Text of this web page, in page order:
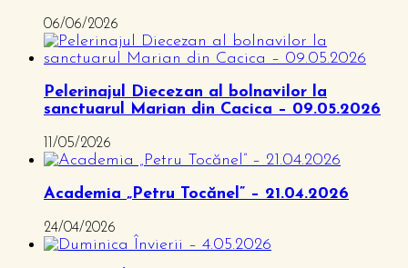
06/06/2026
Pelerinajul Diecezan al bolnavilor la
sanctuarul Marian din Cacica – 09.05.2026
11/05/2026
Academia „Petru Tocănel” – 21.04.2026
24/04/2026